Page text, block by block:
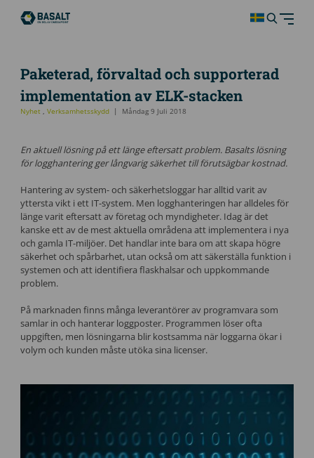
Paketerad, förvaltad och supporterad
implementation av ELK-stacken
Nyhet Verksamhetsskydd Måndag 9 Juli 2018
En aktuell lösning på ett länge eftersatt problem. Basalts lösning
för logghantering ger långvarig säkerhet till förutsägbar kostnad.
Hantering av system- och säkerhetsloggar har alltid varit av
yttersta vikt i ett IT-system. Men logghanteringen har alldeles för
länge varit eftersatt av företag och myndigheter. Idag är det
kanske ett av de mest aktuella områdena att implementera i nya
och gamla IT-miljöer. Det handlar inte bara om att skapa högre
säkerhet och spårbarhet, utan också om att säkerställa funktion i
systemen och att identifiera flaskhalsar och uppkommande
problem.
På marknaden finns många leverantörer av programvara som
samlar in och hanterar loggposter. Programmen löser ofta
uppgiften, men lösningarna blir kostsamma när loggarna ökar i
volym och kunden måste utöka sina licenser.